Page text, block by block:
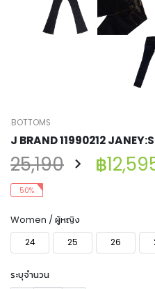
BOTTOMS
J BRAND 11990212
25,190 ฿
50%
Women / ผู้หญิง
24 25 26
ระบุจำนวน